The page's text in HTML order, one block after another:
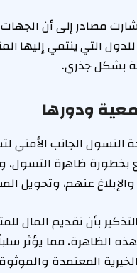
مصادر إلى أن
التي ينتمي إليها
بشكل جذري.
ودورها
التسول الجانب الأمني
بخطورة ظاهرة
عنهم، وتحويل
بأن تقديم
الظاهرة، مما يؤثر
الخيرية المعتمدة